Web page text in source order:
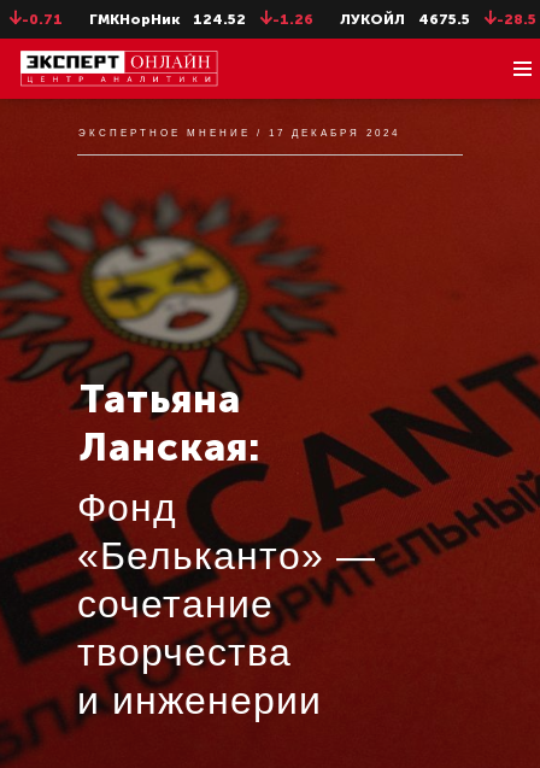
124.52 -1.26 ЛУКОЙЛ 4675.5 -28.5 НЛМК ао
ЭКСПЕРТНОЕ МНЕНИЕ / 17 ДЕКАБРЯ 2024
Фонд
«Бельканто» —
сочетание
творчества
и инженерии
Татьяна
Ланская: